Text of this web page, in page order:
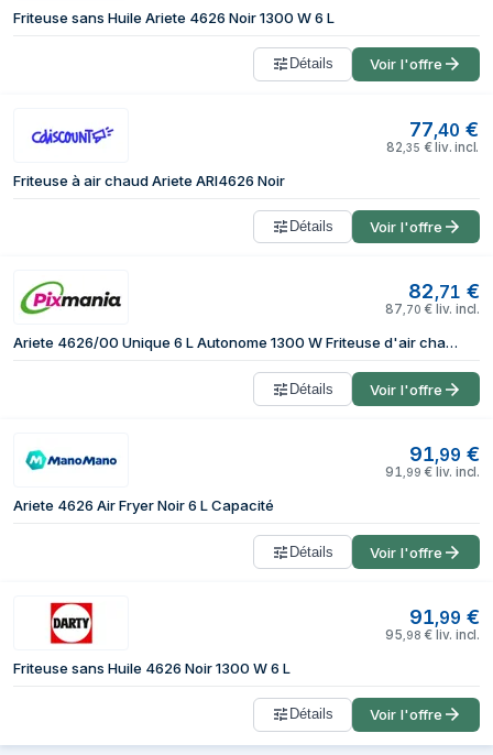
Friteuse sans Huile Ariete 4626 Noir 1300 W 6 L
Détails Voir l'offre
77,40 €
82 35 € liv. incl.
Friteuse à air chaud Ariete ARI4626 Noir
Détails Voir l'offre
82,71 €
87 70 € liv. incl.
Ariete 4626/00 Unique 6 L Autonome 1300 W Friteuse d'air chaud Noir - Neuf
Détails Voir l'offre
91,99 €
91 99 € liv. incl.
Ariete 4626 Air Fryer Noir 6 L Capacité
Détails Voir l'offre
91,99 €
95 98 € liv. incl.
Friteuse sans Huile 4626 Noir 1300 W 6 L
Détails Voir l'offre